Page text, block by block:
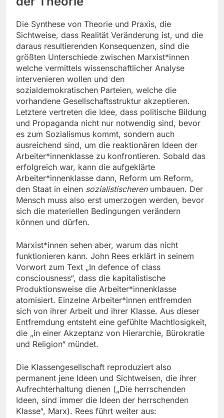
Die Synthese von Theorie und Praxis, die
Sichtweise, dass Realität Veränderung ist, und die
daraus resultierenden Konsequenzen, sind die
größten Unterschiede zwischen Marxist*innen
welche vermittels wissenschaftlicher Analyse
intervenieren wollen und den
sozialdemokratischen Parteien, welche die
vorhandene Gesellschaftsstruktur akzeptieren.
Letztere vertreten die Idee, dass politische Bildung
und Propaganda nicht nur notwendig sind, bevor
es zum Sozialismus kommt, sondern auch
ausreichend sind, um die reaktionären Ideen der
Arbeiter*innenklasse zu konfrontieren. Sobald das
erfolgreich war, kann die aufgeklärte
Arbeiter*innenklasse dann, Reform um Reform,
den Staat in einen sozialistischerenumbauen. Der
Mensch muss also erst umerzogen werden, bevor
sich die materiellen Bedingungen verändern
können und dürfen.
Marxist*innen sehen aber, warum das nicht
funktionieren kann. John Rees erklärt in seinem
Vorwort zum Text „In defence of class
consciousness“, dass die kapitalistische
Produktionsweise die Arbeiter*innenklasse
atomisiert. Einzelne Arbeiter*innen entfremden
sich von ihrer Arbeit und ihrer Klasse. Aus dieser
Entfremdung entsteht eine gefühlte Machtlosigkeit,
die „in einer Akzeptanz von Hierarchie, Bürokratie
und Religion“ mündet.
Die Klassengesellschaft reproduziert also
permanent jene Ideen und Sichtweisen, die ihrer
Aufrechterhaltung dienen („Die herrschenden
Ideen, sind immer die Ideen der herrschenden
Klasse“, Marx). Rees führt weiter aus: